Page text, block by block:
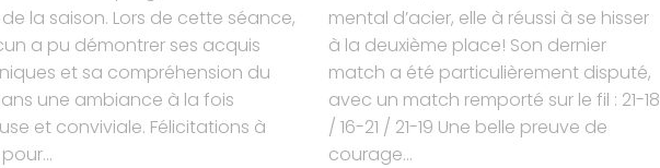
la saison. Lors de cette séance,
a pu démontrer ses acquis
et sa compréhension du
une ambiance à la fois
et conviviale. Félicitations à
mental d’acier, elle à réussi à se hisser
à la deuxième place! Son dernier
match a été particulièrement disputé,
avec un match remporté sur le fil : 21-18
/ 16-21 / 21-19 Une belle preuve de
courage...